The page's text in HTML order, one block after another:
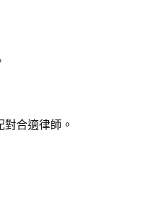
合適律師。